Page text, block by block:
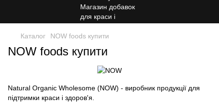
Каталог NOW foods купити
NOW foods купити
Natural Organic Wholesome (NOW) - виробник продукції для
підтримки краси і здоров'я.